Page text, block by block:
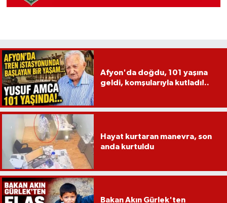
Afyon'da doğdu, 101 yaşına
geldi, komşularıyla kutladı!..
Hayat kurtaran manevra, son
anda kurtuldu
Bakan Akın Gürlek'ten